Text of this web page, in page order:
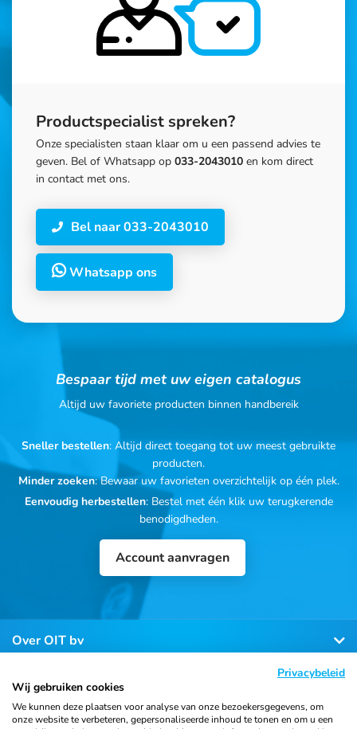
Productspecialist spreken?
Onze specialisten staan klaar om u een passend advies te
geven. Bel of Whatsapp op 033-2043010 en kom direct
in contact met ons.
Bel naar 033-2043010
Whatsapp ons
Bespaar tijd met uw eigen catalogus
Altijd uw favoriete producten binnen handbereik
Sneller bestellen: Altijd direct toegang tot uw meest gebruikte
producten.
Minder zoeken: Bewaar uw favorieten overzichtelijk op één plek.
Eenvoudig herbestellen: Bestel met één klik uw terugkerende
benodigdheden.
Account aanvragen
Over OIT bv
Klantenservice
Privacybeleid
Wij gebruiken cookies
We kunnen deze plaatsen voor analyse van onze bezoekersgegevens, om
onze website te verbeteren, gepersonaliseerde inhoud te tonen en om u een